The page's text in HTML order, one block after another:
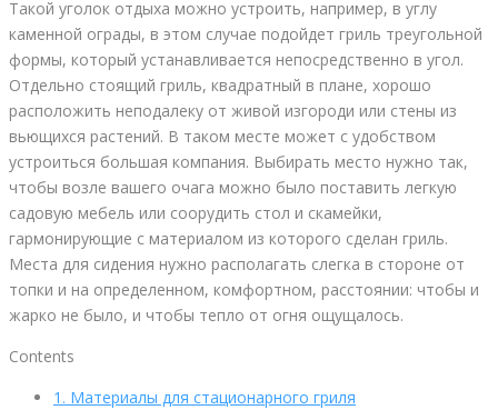
Такой уголок отдыха можно устроить, например, в углу
каменной ограды, в этом случае подойдет гриль треугольной
формы, который устанавливается непосредственно в угол.
Отдельно стоящий гриль, квадратный в плане, хорошо
расположить неподалеку от живой изгороди или стены из
вьющихся растений. В таком месте может с удобством
устроиться большая компания. Выбирать место нужно так,
чтобы возле вашего очага можно было поставить легкую
садовую мебель или соорудить стол и скамейки,
гармонирующие с материалом из которого сделан гриль.
Места для сидения нужно располагать слегка в стороне от
топки и на определенном, комфортном, расстоянии: чтобы и
жарко не было, и чтобы тепло от огня ощущалось.
Contents
1. Материалы для стационарного гриля